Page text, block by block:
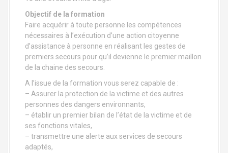
Objectif de la formation
Faire acquérir à toute personne les compétences
nécessaires à l’exécution d’une action citoyenne
d’assistance à personne en réalisant les gestes de
premiers secours pour qu’il devienne le premier maillon
de la chaine des secours.
A l’issue de la formation vous serez capable de :
– Assurer la protection de la victime et des autres
personnes des dangers environnants,
– établir un premier bilan de l’état de la victime et de
ses fonctions vitales,
– transmettre une alerte aux services de secours
adaptés,